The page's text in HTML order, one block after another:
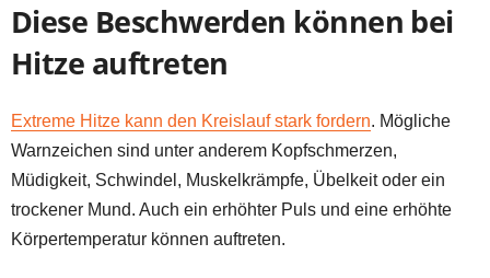
Diese Beschwerden können bei
Hitze auftreten
Extreme Hitze kann den Kreislauf stark fordern. Mögliche
Warnzeichen sind unter anderem Kopfschmerzen,
Müdigkeit, Schwindel, Muskelkrämpfe, Übelkeit oder ein
trockener Mund. Auch ein erhöhter Puls und eine erhöhte
Körpertemperatur können auftreten.